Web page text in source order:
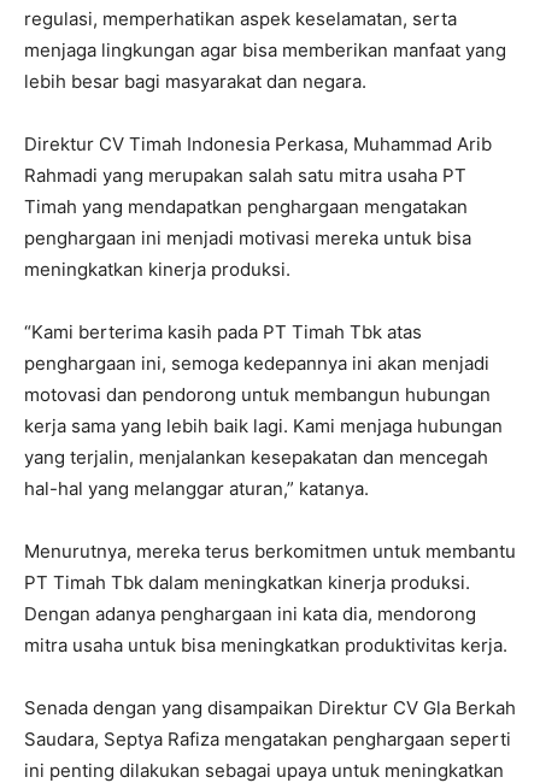
regulasi, memperhatikan aspek keselamatan, serta
menjaga lingkungan agar bisa memberikan manfaat yang
lebih besar bagi masyarakat dan negara.
Direktur CV Timah Indonesia Perkasa, Muhammad Arib
Rahmadi yang merupakan salah satu mitra usaha PT
Timah yang mendapatkan penghargaan mengatakan
penghargaan ini menjadi motivasi mereka untuk bisa
meningkatkan kinerja produksi.
“Kami berterima kasih pada PT Timah Tbk atas
penghargaan ini, semoga kedepannya ini akan menjadi
motovasi dan pendorong untuk membangun hubungan
kerja sama yang lebih baik lagi. Kami menjaga hubungan
yang terjalin, menjalankan kesepakatan dan mencegah
hal-hal yang melanggar aturan,” katanya.
Menurutnya, mereka terus berkomitmen untuk membantu
PT Timah Tbk dalam meningkatkan kinerja produksi.
Dengan adanya penghargaan ini kata dia, mendorong
mitra usaha untuk bisa meningkatkan produktivitas kerja.
Senada dengan yang disampaikan Direktur CV Gla Berkah
Saudara, Septya Rafiza mengatakan penghargaan seperti
ini penting dilakukan sebagai upaya untuk meningkatkan